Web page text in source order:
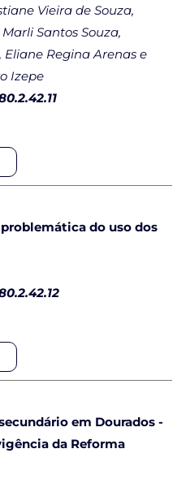
Vieira de Souza,
Santos Souza,
Regina Arenas e
Izepe
do uso dos
em Dourados -
da Reforma